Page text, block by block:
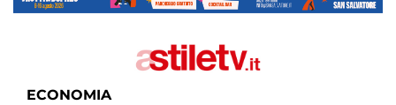
ECONOMIA